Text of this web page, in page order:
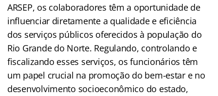
ARSEP, os colaboradores têm a oportunidade de
influenciar diretamente a qualidade e eficiência
dos serviços públicos oferecidos à população do
Rio Grande do Norte. Regulando, controlando e
fiscalizando esses serviços, os funcionários têm
um papel crucial na promoção do bem-estar e no
desenvolvimento socioeconômico do estado,